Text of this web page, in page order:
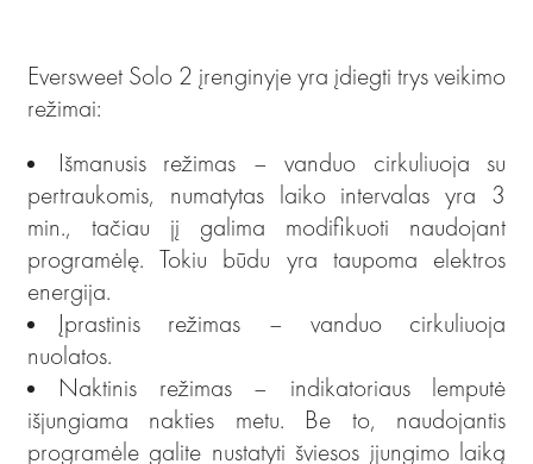
Eversweet Solo 2 įrenginyje yra įdiegti trys veikimo
režimai:
Išmanusis režimas – vanduo cirkuliuoja su
pertraukomis, numatytas laiko intervalas yra 3
min., tačiau jį galima modifikuoti naudojant
programėlę. Tokiu būdu yra taupoma elektros
energija.
Įprastinis režimas – vanduo cirkuliuoja
nuolatos.
Naktinis režimas – indikatoriaus lemputė
išjungiama nakties metu. Be to, naudojantis
programėle galite nustatyti šviesos įjungimo laiką